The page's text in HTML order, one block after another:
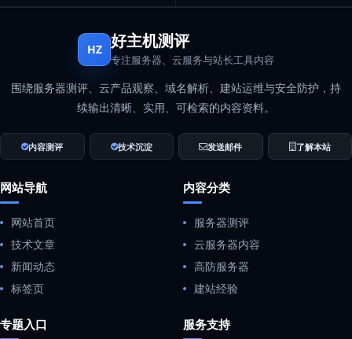
HZ 好主机测评
专注服务器、云服务与站长工具内容
围绕服务器测评、云产品观察、域名解析、建站运维与安全防护，持
续输出清晰、实用、可检索的内容资料。
内容测评 技术沉淀 发送邮件 了解本站
网站导航
网站首页
技术文章
新闻动态
标签页
内容分类
服务器测评
云服务器内容
高防服务器
建站经验
专题入口 服务支持